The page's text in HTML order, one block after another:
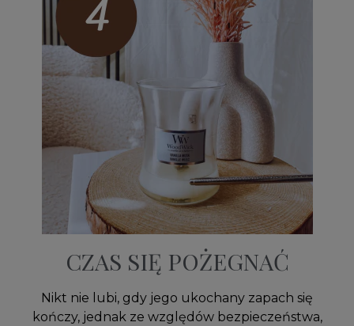
CZAS SIĘ POŻEGNAĆ
Nikt nie lubi, gdy jego ukochany zapach się
kończy, jednak ze względów bezpieczeństwa,